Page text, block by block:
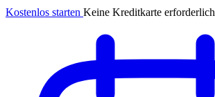
Kostenlos starten Keine Kreditkarte erforderlich